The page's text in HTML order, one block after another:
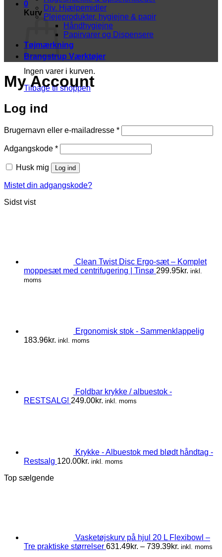
0
Kurv
Ingen varer i kurven.
Tilbage til shoppen
Div. Hjælpemidler
Plejeprodukter, hygiejne & papir
Håndhygiejne
Papirvarer og Dispensere
Tøjmærkning
Brangstrup Værktøjer
My Account
Log ind
Brugernavn eller e-mailadresse *Påkrævet
Adgangskode *Påkrævet
Husk mig Log ind
Mistet din adgangskode?
Sidst vist
Clean Twist Disc Ergo-sæt – Komplet
moppesæt med centrifugering | Tinsø 299.95kr. inkl.
moms
Ergonomisk stok - Sammenklappelig
183.96kr. inkl. moms
Foldbar krykke / albuestok -
RESTSALG! 249.00kr. inkl. moms
Krykke - Albuestok med blødt håndtag -
Restsalg 120.00kr. inkl. moms
Top sælgende
Vasketøjskurv på hjul 20 L Flexibowl –
Tre praktiske størrelser 631.49kr. – 739.39kr. Prisinterval:
inkl. moms